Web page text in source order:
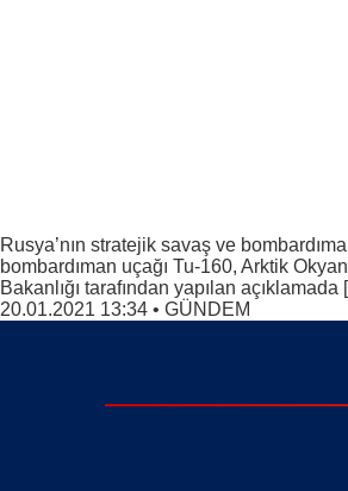
Rusya’nın stratejik savaş ve
bombardıman uçağı Tu-160, Arktik
Bakanlığı tarafından yapılan
20.01.2021 13:34 • GÜNDEM